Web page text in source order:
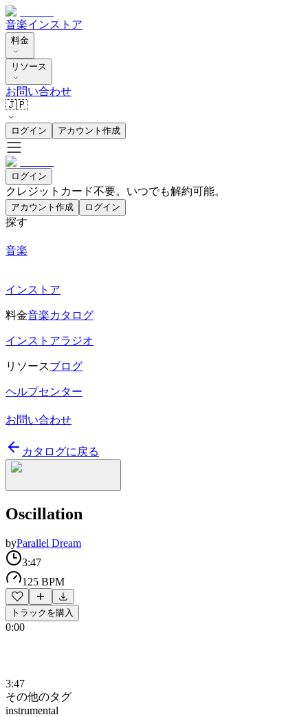
音楽インストア
料金
リソース
お問い合わせ
🇯🇵
ログイン アカウント作成
ログイン
クレジットカード不要。いつでも解約可能。
アカウント作成 ログイン
探す
音楽
インストア
料金音楽カタログ
インストアラジオ
リソースブログ
ヘルプセンター
お問い合わせ
カタログに戻る
Oscillation
byParallel Dream
3:47
125 BPM
トラックを購入
0:00
3:47
その他のタグ
instrumental